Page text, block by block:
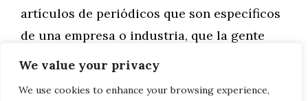
We value your privacy
We use cookies to enhance your browsing experience,
artículos de periódicos que son específicos
de una empresa o industria, que la gente
realmente quiere leer. Es el arte de ser …